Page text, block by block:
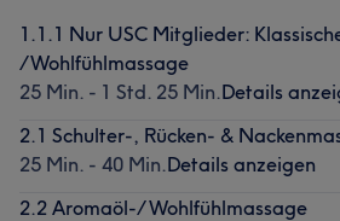
1.1.1 Nur USC Mitglieder:
/Wohlfühlmassage
25 Min. - 1 Std. 25 Min.Details
2.1 Schulter-, Rücken- &
25 Min. - 40 Min.Details anzeigen
2.2 Aromaöl-/ Wohlfühlmassage